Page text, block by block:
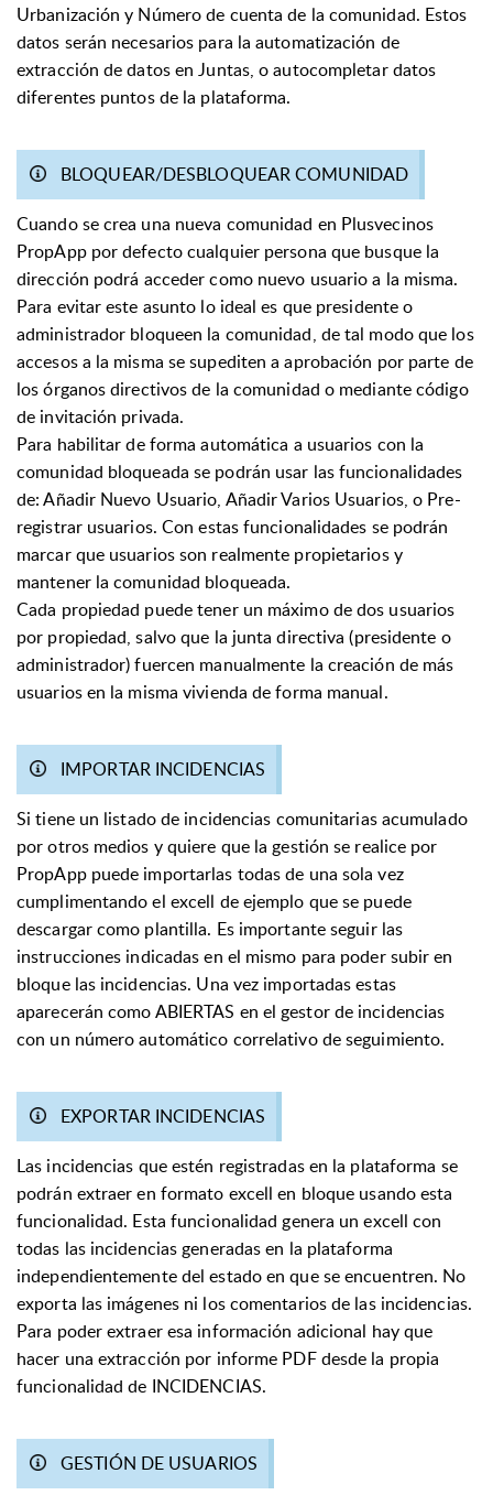
Urbanización y Número de cuenta de la comunidad. Estos
datos serán necesarios para la automatización de
extracción de datos en Juntas, o autocompletar datos
diferentes puntos de la plataforma.
BLOQUEAR/DESBLOQUEAR COMUNIDAD
Cuando se crea una nueva comunidad en Plusvecinos
PropApp por defecto cualquier persona que busque la
dirección podrá acceder como nuevo usuario a la misma.
Para evitar este asunto lo ideal es que presidente o
administrador bloqueen la comunidad, de tal modo que los
accesos a la misma se supediten a aprobación por parte de
los órganos directivos de la comunidad o mediante código
de invitación privada.
Para habilitar de forma automática a usuarios con la
comunidad bloqueada se podrán usar las funcionalidades
de: Añadir Nuevo Usuario, Añadir Varios Usuarios, o Pre-
registrar usuarios. Con estas funcionalidades se podrán
marcar que usuarios son realmente propietarios y
mantener la comunidad bloqueada.
Cada propiedad puede tener un máximo de dos usuarios
por propiedad, salvo que la junta directiva (presidente o
administrador) fuercen manualmente la creación de más
usuarios en la misma vivienda de forma manual.
IMPORTAR INCIDENCIAS
Si tiene un listado de incidencias comunitarias acumulado
por otros medios y quiere que la gestión se realice por
PropApp puede importarlas todas de una sola vez
cumplimentando el excell de ejemplo que se puede
descargar como plantilla. Es importante seguir las
instrucciones indicadas en el mismo para poder subir en
bloque las incidencias. Una vez importadas estas
aparecerán como ABIERTAS en el gestor de incidencias
con un número automático correlativo de seguimiento.
EXPORTAR INCIDENCIAS
Las incidencias que estén registradas en la plataforma se
podrán extraer en formato excell en bloque usando esta
funcionalidad. Esta funcionalidad genera un excell con
todas las incidencias generadas en la plataforma
independientemente del estado en que se encuentren. No
exporta las imágenes ni los comentarios de las incidencias.
Para poder extraer esa información adicional hay que
hacer una extracción por informe PDF desde la propia
funcionalidad de INCIDENCIAS.
GESTIÓN DE USUARIOS